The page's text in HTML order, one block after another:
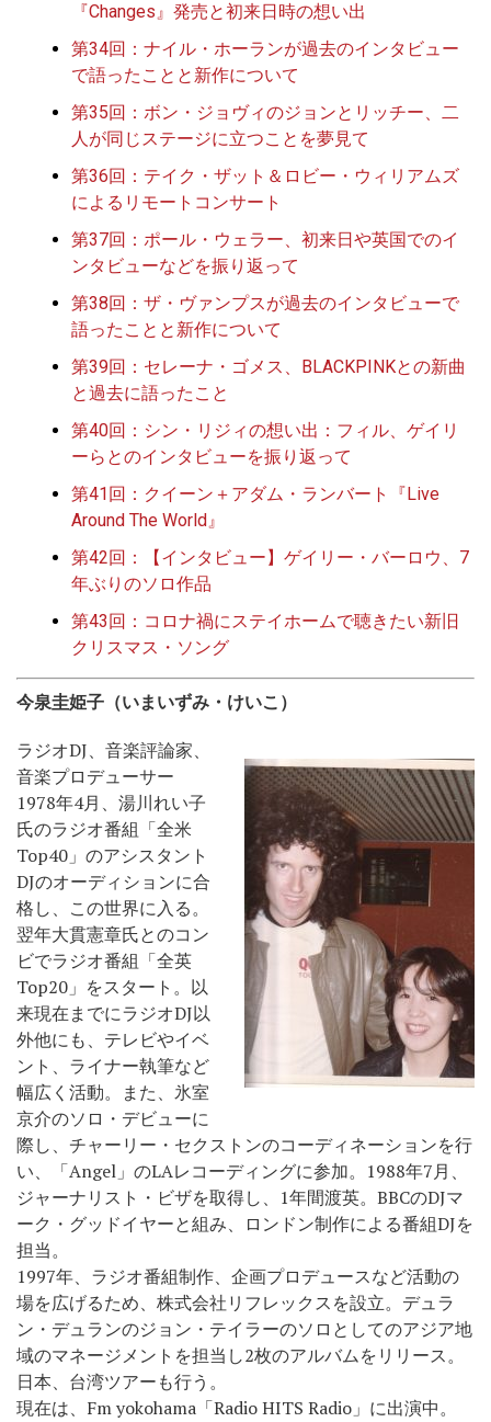
『Changes』発売と初来日時の想い出
第34回：ナイル・ホーランが過去のインタビュー
で語ったことと新作について
第35回：ボン・ジョヴィのジョンとリッチー、二
人が同じステージに立つことを夢見て
第36回：テイク・ザット＆ロビー・ウィリアムズ
によるリモートコンサート
第37回：ポール・ウェラー、初来日や英国でのイ
ンタビューなどを振り返って
第38回：ザ・ヴァンプスが過去のインタビューで
語ったことと新作について
第39回：セレーナ・ゴメス、BLACKPINKとの新曲
と過去に語ったこと
第40回：シン・リジィの想い出：フィル、ゲイリ
ーらとのインタビューを振り返って
第41回：クイーン＋アダム・ランバート『Live
Around The World』
第42回：【インタビュー】ゲイリー・バーロウ、7
年ぶりのソロ作品
第43回：コロナ禍にステイホームで聴きたい新旧
クリスマス・ソング
今泉圭姫子（いまいずみ・けいこ）
ラジオDJ、音楽評論家、
音楽プロデューサー
1978年4月、湯川れい子
氏のラジオ番組「全米
Top40」のアシスタント
DJのオーディションに合
格し、この世界に入る。
翌年大貫憲章氏とのコン
ビでラジオ番組「全英
Top20」をスタート。以
来現在までにラジオDJ以
外他にも、テレビやイベ
ント、ライナー執筆など
幅広く活動。また、氷室
京介のソロ・デビューに
際し、チャーリー・セクストンのコーディネーションを行
い、「Angel」のLAレコーディングに参加。1988年7月、
ジャーナリスト・ビザを取得し、1年間渡英。BBCのDJマ
ーク・グッドイヤーと組み、ロンドン制作による番組DJを
担当。
1997年、ラジオ番組制作、企画プロデュースなど活動の
場を広げるため、株式会社リフレックスを設立。デュラ
ン・デュランのジョン・テイラーのソロとしてのアジア地
域のマネージメントを担当し2枚のアルバムをリリース。
日本、台湾ツアーも行う。
現在は、Fm yokohama「Radio HITS Radio」に出演中。